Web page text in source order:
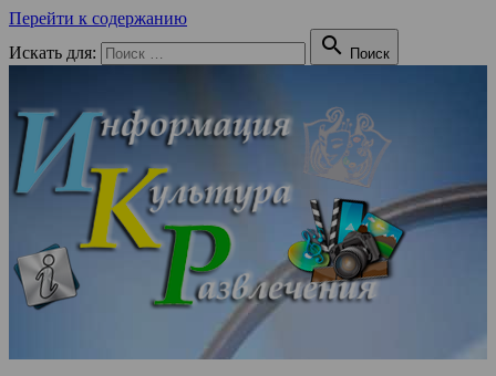
Перейти к содержанию
Искать для:
 Поиск